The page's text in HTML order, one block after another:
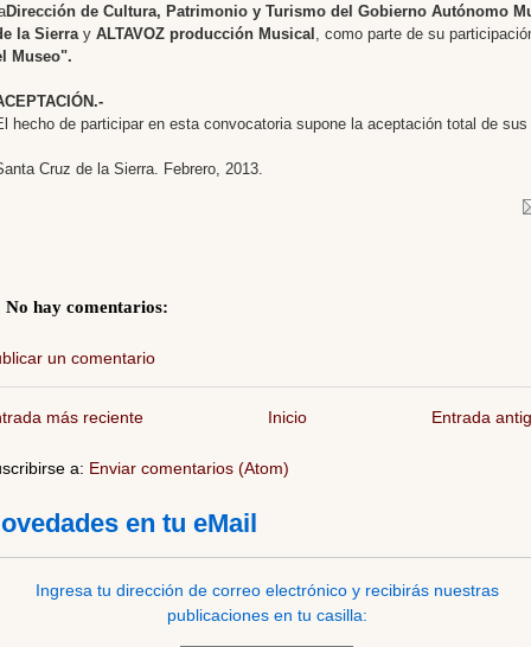
Dirección de Cultura, Patrimonio y Turismo del Gobierno Autónomo
la Sierray ALTAVOZ producción Musical , como parte de su
Museo".
hecho de participar en esta convocatoria supone la aceptación total de sus
Cruz de la Sierra. Febrero, 2013.
No hay comentarios:
un comentario
más reciente Entrada
Inicio
a: Enviar comentarios (Atom)
en tu eMail
Ingresa tu dirección de correo electrónico y recibirás nuestras
publicaciones en tu casilla: